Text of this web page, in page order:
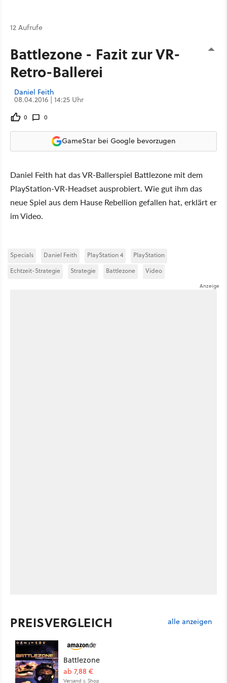
12 Aufrufe
Battlezone - Fazit zur VR-
Retro-Ballerei
Daniel Feith
08.04.2016 | 14:25 Uhr
0 0
GameStar bei Google bevorzugen
Daniel Feith hat das VR-Ballerspiel Battlezone mit dem
PlayStation-VR-Headset ausprobiert. Wie gut ihm das
neue Spiel aus dem Hause Rebellion gefallen hat, erklärt er
im Video.
Specials Daniel Feith PlayStation 4
PlayStation
Echtzeit-Strategie
Strategie Battlezone Video
PREISVERGLEICH alle anzeigen
Battlezone
ab 7,88 €
Versand s. Shop